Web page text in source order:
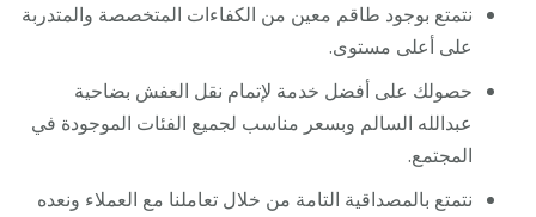
نتمتع بوجود طاقم معين من الكفاءات المتخصصة والمتدربة
على أعلى مستوى.
حصولك على أفضل خدمة لإتمام نقل العفش بضاحية
عبدالله السالم وبسعر مناسب لجميع الفئات الموجودة في
المجتمع.
نتمتع بالمصداقية التامة من خلال تعاملنا مع العملاء ونعده